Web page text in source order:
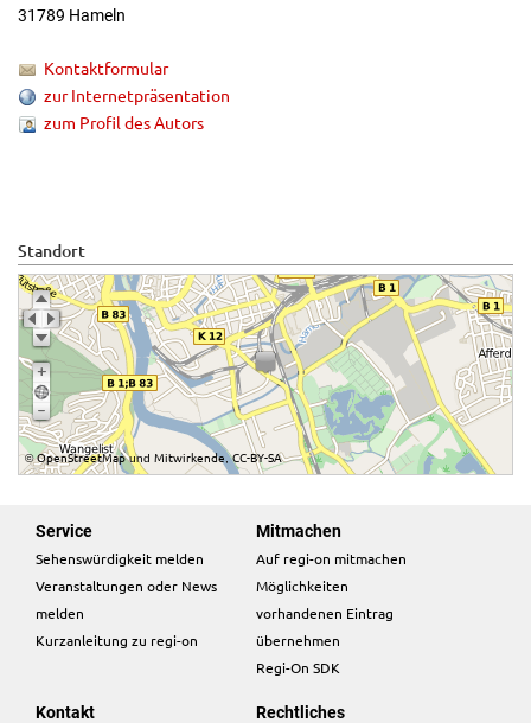
31789 Hameln
Kontaktformular
zur Internetpräsentation
zum Profil des Autors
Standort
©OpenStreetMapund Mitwirkende ,CC-BY-SA
Service
Sehenswürdigkeit melden
Veranstaltungen oder News
melden
Kurzanleitung zu regi-on
Mitmachen
Auf regi-on mitmachen
Möglichkeiten
vorhandenen Eintrag
übernehmen
Regi-On SDK
Kontakt Rechtliches